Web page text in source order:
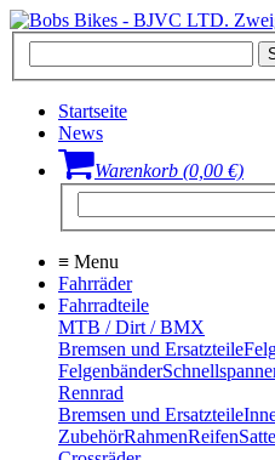
Startseite
News
Warenkorb (0,00 €)
≡ Menu
Fahrräder
Fahrradteile
MTB / Dirt / BMX
Bremsen und Ersatzteile
Felgenbänder
Rennrad
Bremsen und Ersatzteile
ZubehörRahmenReifen